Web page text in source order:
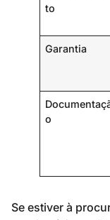
to
Garantia
o
Se estiver à